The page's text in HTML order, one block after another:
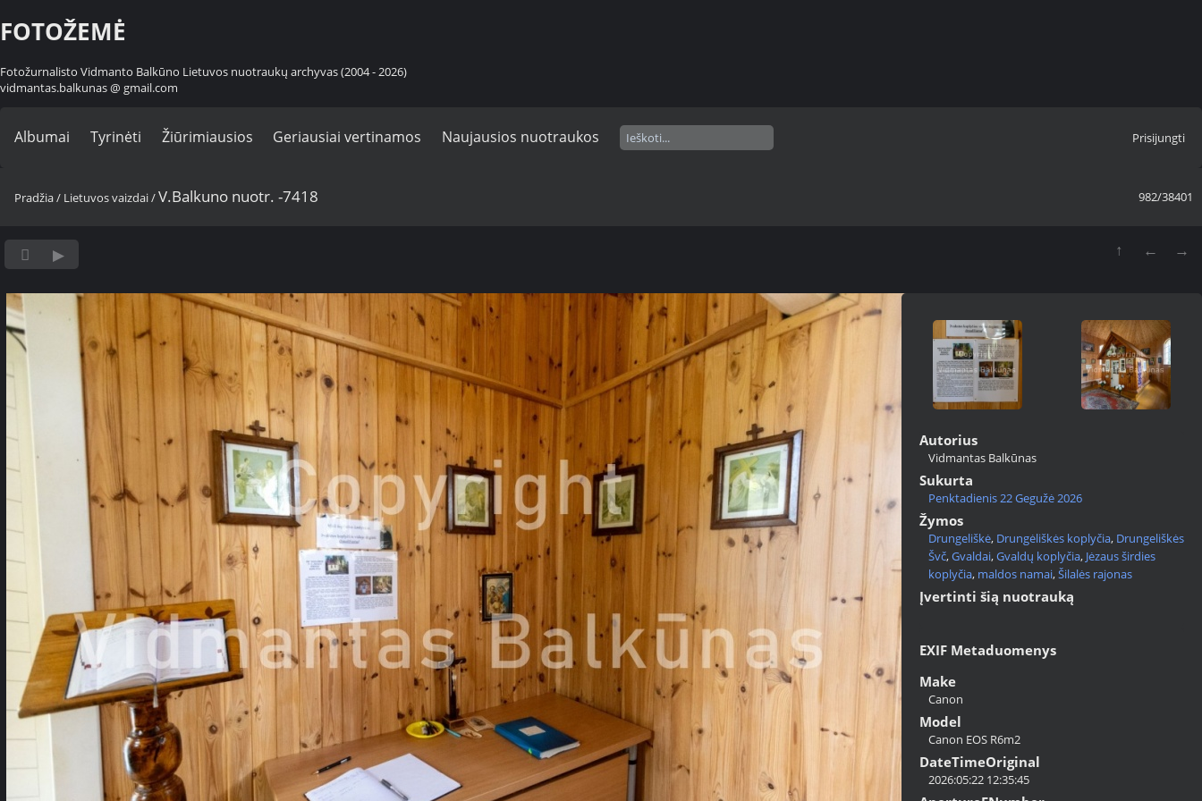
FOTOŽEMĖ
Fotožurnalisto Vidmanto Balkūno Lietuvos nuotraukų archyvas (2004 - 2026)
vidmantas.balkunas @ gmail.com
Albumai Tyrinėti Žiūrimiausios Geriausiai vertinamos Naujausios nuotraukos Prisijungti
982/38401
Pradžia/ Lietuvos vaizdai/V.Balkuno nuotr. -7418
Autorius
Vidmantas Balkūnas
Sukurta
Penktadienis 22 Gegužė 2026
Žymos
Drungeliškė, Drungėliškės koplyčia, Drungeliškės
Švč,Gvaldai,Gvaldų koplyčia, Jėzaus širdies
koplyčia, maldos namai,Šilalės rajonas
Įvertinti šią nuotrauką
EXIF Metaduomenys
Make
Canon
Model
Canon EOS R6m2
DateTimeOriginal
2026:05:22 12:35:45